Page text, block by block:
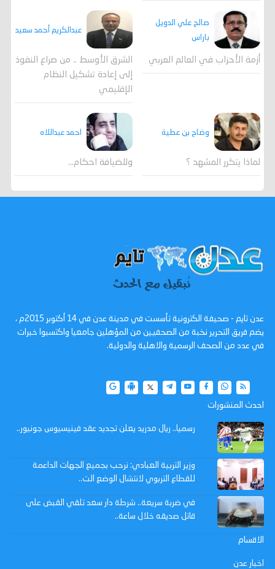
صالح علي الدويل
باراس
أزمة الأحزاب في العالم العربي
عبدالكريم أحمد سعيد
الشرق الأوسط .. من صراع النفوذ
إلى إعادة تشكيل النظام
الإقليمي
وضاح بن عطية
لماذا يتكرر المشهد ؟
احمد عبداللاه
وللضيافة احكام…
عدن تايم - صحيفة الكترونية تأسست في مدينة عدن في 14 أكتوبر 2015م ،
يضم فريق التحرير نخبة من الصحفيين من المؤهلين جامعيا واكتسبوا خبرات
في عدد من الصحف الرسمية والاهلية والدولية.
احدث المنشورات
رسميا.. ريال مدريد يعلن تجديد عقد فينيسيوس جونيور..
وزير التربية العبادي: نرحب بجميع الجهات الداعمة
للقطاع التربوي لانتشال الوضع الت..
في ضربة سريعة.. شرطة دار سعد تلقي القبض على
قاتل صديقه خلال ساعة..
الاقسام
اخبار عدن